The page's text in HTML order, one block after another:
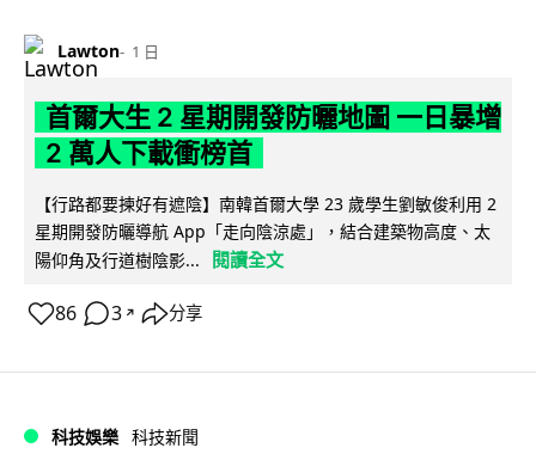
Lawton 1 日
首爾大生 2 星期開發防曬地圖 一日暴增
2 萬人下載衝榜首
【行路都要揀好有遮陰】南韓首爾大學 23 歲學生劉敏俊利用 2
星期開發防曬導航 App「走向陰涼處」，結合建築物高度、太
陽仰角及行道樹陰影...
閱讀全文
86 3 ↗ 分享
科技娛樂 科技新聞